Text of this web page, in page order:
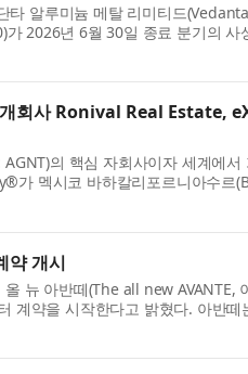
타 알루미늄 메탈 리미티드
가 2026년 6월 30일 종료 분기의 사
독립 상장회사로서 성공적인 첫
회사 Ronival Real Estate,
의 핵심 자회사이자 세계에서
가 멕시코 바하칼리포르니아수르
회사인 Ronival Real Estate(이하
약 개시
뉴 아반떼(The all new AVANTE,
계약을 시작한다고 밝혔다. 아반
면을 중심으로 완성한 파격적인